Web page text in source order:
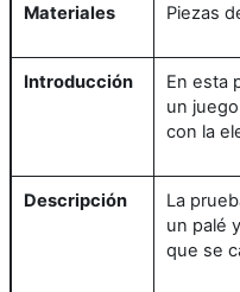
Materiales Piezas
Introducción
En esta
un
con la
Descripción
La
un palé
que se